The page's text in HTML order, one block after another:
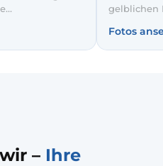
sichtbar
auf einer
gelblichen
wieder
des
Fotos
– Ihre